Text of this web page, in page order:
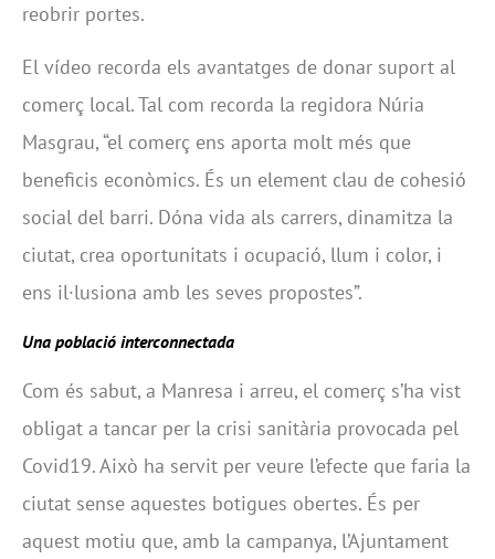
reobrir portes.
El vídeo recorda els avantatges de donar suport al
comerç local. Tal com recorda la regidora Núria
Masgrau, “el comerç ens aporta molt més que
beneficis econòmics. És un element clau de cohesió
social del barri. Dóna vida als carrers, dinamitza la
ciutat, crea oportunitats i ocupació, llum i color, i
ens il·lusiona amb les seves propostes”.
Una població interconnectada
Com és sabut, a Manresa i arreu, el comerç s’ha vist
obligat a tancar per la crisi sanitària provocada pel
Covid19. Això ha servit per veure l’efecte que faria la
ciutat sense aquestes botigues obertes. És per
aquest motiu que, amb la campanya, l’Ajuntament